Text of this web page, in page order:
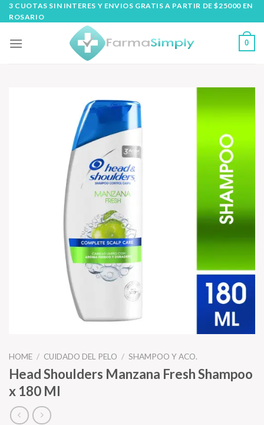
Skip
to
3 CUOTAS SIN INTERES Y ENVIOS GRATIS A PARTIR DE $25000 EN
ROSARIO
0
HOME / CUIDADO DEL PELO / SHAMPOO Y ACO.
Head Shoulders Manzana Fresh Shampoo
x 180 Ml